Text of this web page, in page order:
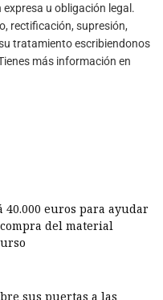
u obligación legal.
rectificación, supresión,
tratamiento escribiendonos
más información en
40.000 euros para ayudar
del material
sus puertas a las